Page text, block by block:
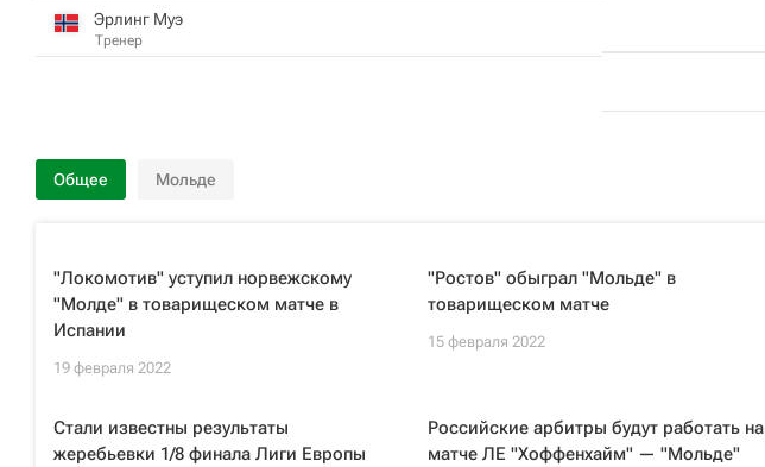
Эрлинг Муэ
Тренер
Общее Мольде
"Локомотив" уступил норвежскому
"Молде" в товарищеском матче в
Испании
19 февраля 2022
"Ростов" обыграл "Мольде" в
товарищеском матче
15 февраля 2022
Стали известны результаты
жеребьевки 1/8 финала Лиги Европы
Российские арбитры будут работать на
матче ЛЕ "Хоффенхайм" — "Мольде"